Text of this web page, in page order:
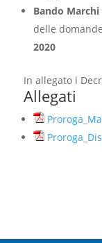
Bando Marchi
delle
2020
In allegato i
Allegati